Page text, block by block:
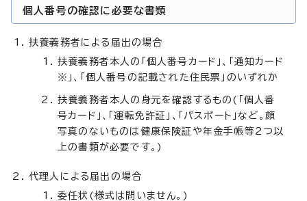
個人番号の確認に必要な書類
扶養義務者による届出の場合
扶養義務者本人の「個人番号カード」、「通知カード
※」、「個人番号の記載された住民票」のいずれか
扶養義務者本人の身元を確認するもの(「個人番
号カード」、「運転免許証」、「パスポート」など。顔
写真のないものは健康保険証や年金手帳等2つ以
上の書類が必要です。)
代理人による届出の場合
委任状(様式は問いません。)